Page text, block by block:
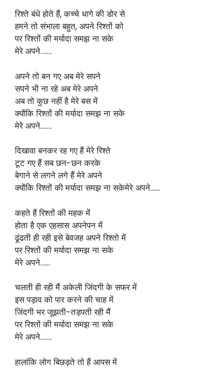
रिश्ते बंधे होते हैं, कच्चे धागे की डोर से
हमने तो संभाला बहुत, अपने रिश्तों को
पर रिश्तों की मर्यादा समझ ना सके
मेरे अपने…….
अपने तो बन गए अब मेरे सपने
सपने भी ना रहे अब मेरे अपने
अब तो कुछ नहीं है मेरे बस में
क्योंकि रिश्तों की मर्यादा समझ ना सके
मेरे अपने…….
दिखावा बनकर रह गए हैं मेरे रिश्ते
टूट गए हैं सब छन-छन करके
बेगाने से लगने लगे हैं मेरे अपने
क्योंकि रिश्तों की मर्यादा समझ ना सकेमेरे अपने……
कहते हैं रिश्तों की महक में
होता है एक एहसास अपनेपन में
ढूंढती ही रही इसे बेवजह अपने रिश्तो में
पर रिश्तों की मर्यादा समझ ना सके
मेरे अपने……
चलती ही रही मैं अकेली जिंदगी के सफर में
इस पड़ाव को पार करने की चाह में
जिंदगी भर जूझती-तड़पती रही मैं
पर रिश्तों की मर्यादा समझ ना सके
मेरे अपने…….
हालांकि लोग बिछड़ते तो हैं आपस में